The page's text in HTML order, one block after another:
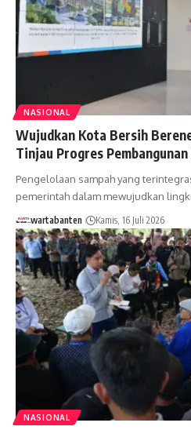
NASIONAL
Wujudkan Kota Bersih
Tinjau Progres Pembangunan
Pengelolaan sampah yang
pemerintah dalam mewujudkan
wartabanten Kamis, 16 Juli 2026
NASIONAL